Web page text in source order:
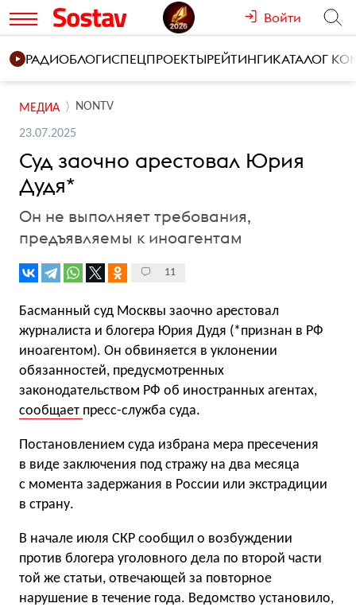
Войти
РАДИОБЛОГИСПЕЦПРОЕКТЫРЕЙТИНГИКАТАЛОГ
МЕДИА NONTV
23.07.2025
Суд заочно арестовал Юрия
Дудя*
Он не выполняет требования,
предъявляемы к иноагентам
11
Басманный суд Москвы заочно арестовал
журналиста и блогера Юрия Дудя (*признан в РФ
иноагентом). Он обвиняется в уклонении
обязанностей, предусмотренных
законодательством РФ об иностранных агентах,
сообщает пресс-служба суда.
Постановлением суда избрана мера пресечения
в виде заключения под стражу на два месяца
с момента задержания в России или экстрадиции
в страну.
В начале июля СКР сообщил о возбуждении
против блогера уголовного дела по второй части
той же статьи, отвечающей за повторное
нарушение в течение года. Ведомство установило,